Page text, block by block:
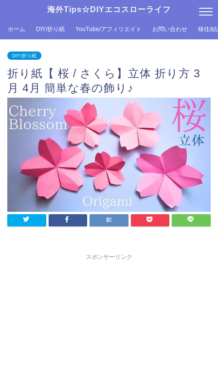
海外Tips☆DIYエコスローライフ
ホーム DIY/折り紙 YouTube/アフィリエイト お問い合わせ 移住/
DIY/折り紙
折り紙【 桜 / さくら】立体 折り方 3
月 4月 簡単な春の飾り♪
スポンサーリンク